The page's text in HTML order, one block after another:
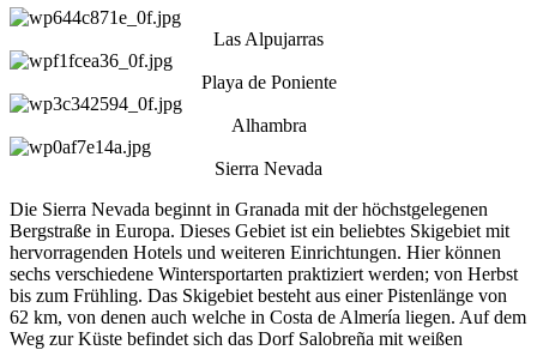
Las Alpujarras
Playa de Poniente
Alhambra
Sierra Nevada
Die Sierra Nevada beginnt in Granada mit der höchstgelegenen
Bergstraße in Europa. Dieses Gebiet ist ein beliebtes Skigebiet mit
hervorragenden Hotels und weiteren Einrichtungen. Hier können
sechs verschiedene Wintersportarten praktiziert werden; von Herbst
bis zum Frühling. Das Skigebiet besteht aus einer Pistenlänge von
62 km, von denen auch welche in Costa de Almería liegen. Auf dem
Weg zur Küste befindet sich das Dorf Salobreña mit weißen